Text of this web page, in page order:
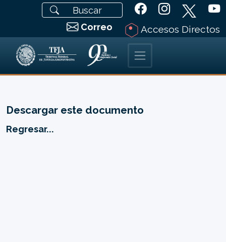
Correo Accesos Directos
Descargar este documento
Regresar...